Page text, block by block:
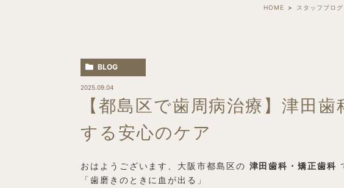
HOME スタッフブログ
BLOG
2025.09.04
【都島区で歯周病治療】津田
する安心のケア
おはようございます、大阪市都島区の 津田歯科・矯正歯科
「歯磨きのときに血が出る」